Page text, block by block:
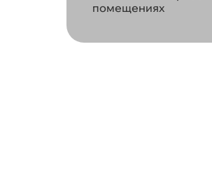
помещениях